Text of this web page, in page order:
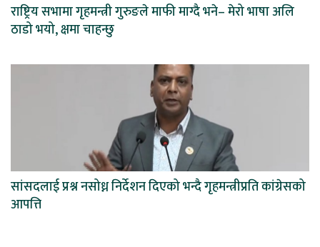
राष्ट्रिय सभामा गृहमन्त्री गुरुङले माफी माग्दै भने– मेरो भाषा अलि
ठाडो भयो, क्षमा चाहन्छु
सांसदलाई प्रश्न नसोध्न निर्देशन दिएको भन्दै गृहमन्त्रीप्रति कांग्रेसको
आपत्ति